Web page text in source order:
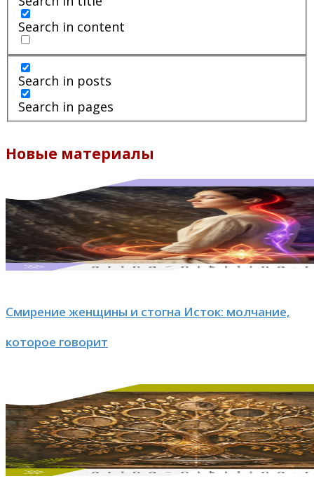
Search in content
Search in posts
Search in pages
Новые материалы
Смирение женщины и стогна Исток: молчание,
которое говорит